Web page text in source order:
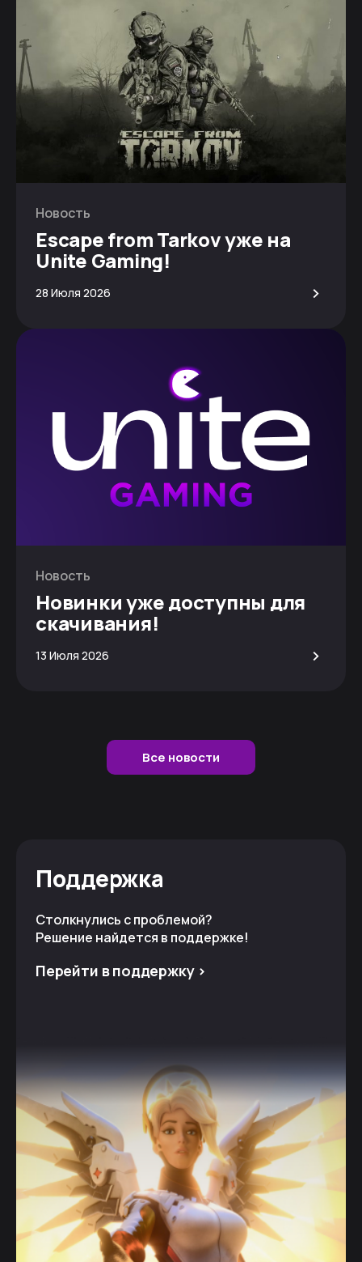
Новость
Escape from Tarkov уже на
Unite Gaming!
28 Июля 2026 >
Новость
Новинки уже доступны для
скачивания!
13 Июля 2026 >
Все новости
Поддержка
Столкнулись с проблемой?
Решение найдется в поддержке!
Перейти в поддержку >